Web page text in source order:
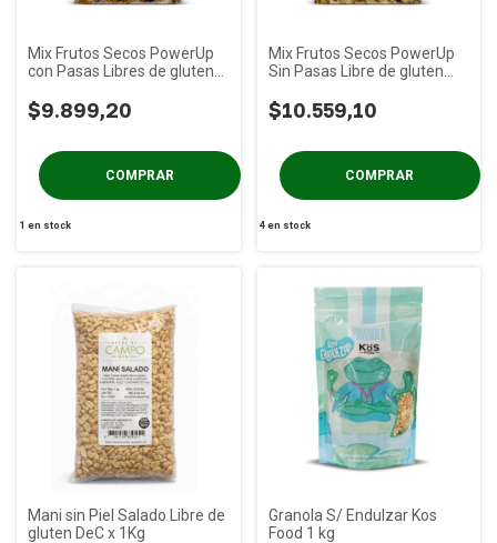
Mix Frutos Secos PowerUp
con Pasas Libres de gluten
$9.899,20
1 en stock
Mix Frutos Secos PowerUp
Sin Pasas Libre de gluten
$10.559,10
4 en stock
Mani sin Piel Salado Libre de
gluten DeC x 1Kg
Granola S/ Endulzar Kos
Food 1 kg